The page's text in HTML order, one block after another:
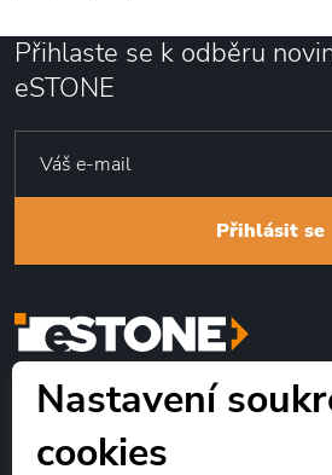
Přihlaste se k odběru
eSTONE
Přihlásit se
Identifikátor datové schránky: s95qznm
Nastavení
cookies